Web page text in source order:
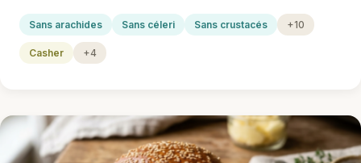
Sans arachides Sans céleri Sans crustacés +10
Casher +4